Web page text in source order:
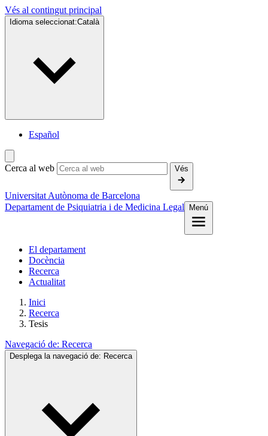
Vés al contingut principal
Idioma seleccionat:Català
Español
Cerca al web Vés
Universitat Autònoma de Barcelona
Departament de Psiquiatria i de Medicina Legal
Menú
El departament
Docència
Recerca
Actualitat
Inici
Recerca
Tesis
Navegació de: Recerca
Desplega la navegació de: Recerca